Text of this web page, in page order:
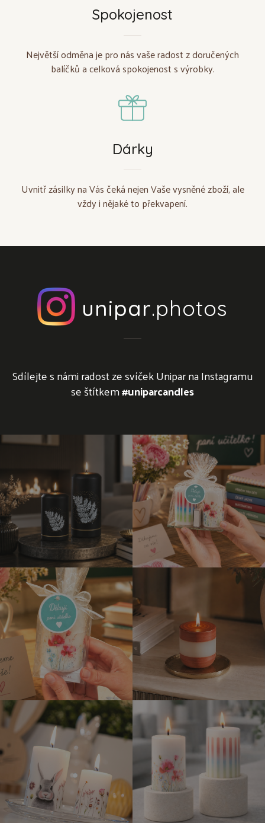
Spokojenost
Největší odměna je pro nás vaše radost z doručených
balíčků a celková spokojenost s výrobky.
Dárky
Uvnitř zásilky na Vás čeká nejen Vaše vysněné zboží, ale
vždy i nějaké to překvapení.
unipar.photos
Sdílejte s námi radost ze svíček Unipar na Instagramu
se štítkem#uniparcandles